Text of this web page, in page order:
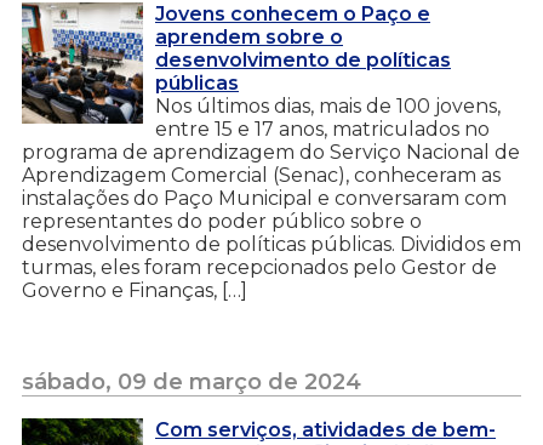
Jovens conhecem o Paço e
aprendem sobre o
desenvolvimento de políticas
públicas
Nos últimos dias, mais de 100 jovens,
entre 15 e 17 anos, matriculados no
programa de aprendizagem do Serviço Nacional de
Aprendizagem Comercial (Senac), conheceram as
instalações do Paço Municipal e conversaram com
representantes do poder público sobre o
desenvolvimento de políticas públicas. Divididos em
turmas, eles foram recepcionados pelo Gestor de
Governo e Finanças, […]
sábado, 09 de março de 2024
Com serviços, atividades de bem-